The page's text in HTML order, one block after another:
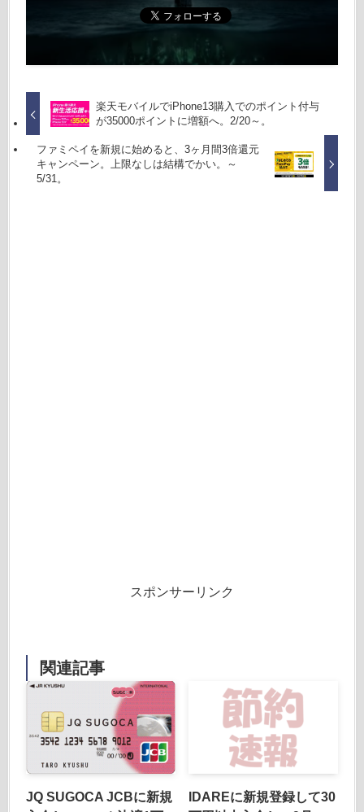
楽天モバイルでiPhone13購入でのポイント付与
が35000ポイントに増額へ。2/20～。
ファミペイを新規に始めると、3ヶ月間3倍還元
キャンペーン。上限なしは結構でかい。～
5/31。
スポンサーリンク
関連記事
JQ SUGOCA JCBに新規
IDAREに新規登録して30